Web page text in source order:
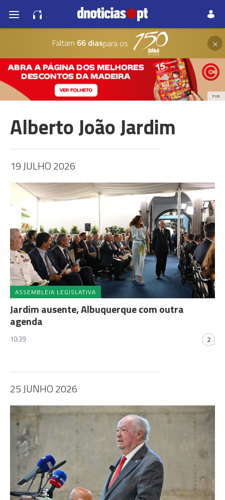
Faltam 66 diaspara os ×
PUB
Alberto João Jardim
19 JULHO 2026
ASSEMBLEIA LEGISLATIVA
Jardim ausente, Albuquerque com outra
agenda
10:39 2
25 JUNHO 2026